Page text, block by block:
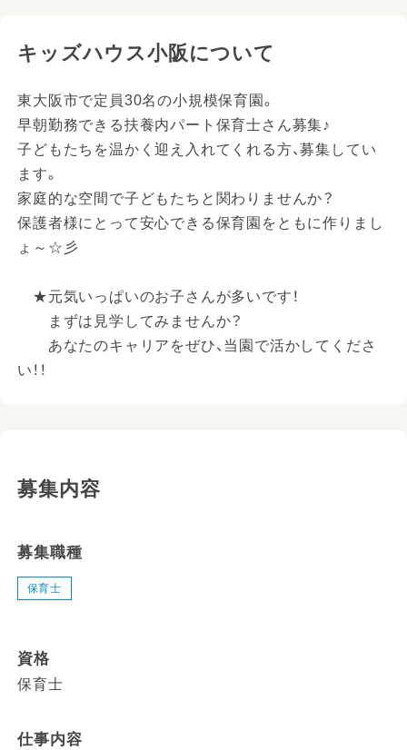
キッズハウス小阪について
東大阪市で定員30名の小規模保育園。
早朝勤務できる扶養内パート保育士さん募集♪
子どもたちを温かく迎え入れてくれる方、募集してい
ます。
家庭的な空間で子どもたちと関わりませんか？
保護者様にとって安心できる保育園をともに作りまし
ょ～☆彡
★元気いっぱいのお子さんが多いです！
まずは見学してみませんか？
あなたのキャリアをぜひ、当園で活かしてくださ
い！！
募集内容
募集職種
保育士
資格
保育士
仕事内容